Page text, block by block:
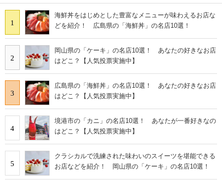
1
海鮮丼をはじめとした豊富なメニューが味わえるお店な
どを紹介！ 広島県の「海鮮丼」の名店10選！
2
岡山県の「ケーキ」の名店10選！ あなたの好きなお店
はどこ？【人気投票実施中】
3
広島県の「海鮮丼」の名店10選！ あなたの好きなお店
はどこ？【人気投票実施中】
4
境港市の「カニ」の名店10選！ あなたが一番好きなの
はどこ？【人気投票実施中】
5
クラシカルで洗練された味わいのスイーツを堪能できる
お店などを紹介！ 岡山県の「ケーキ」の名店10選！